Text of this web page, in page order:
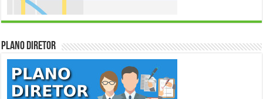
Plano Diretor